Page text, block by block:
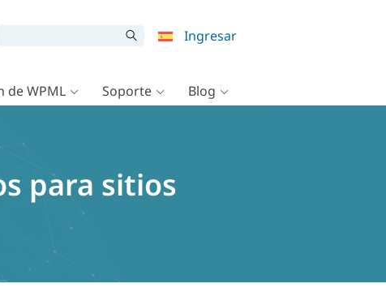
Ingresar
de WPML Soporte Blog
para sitios